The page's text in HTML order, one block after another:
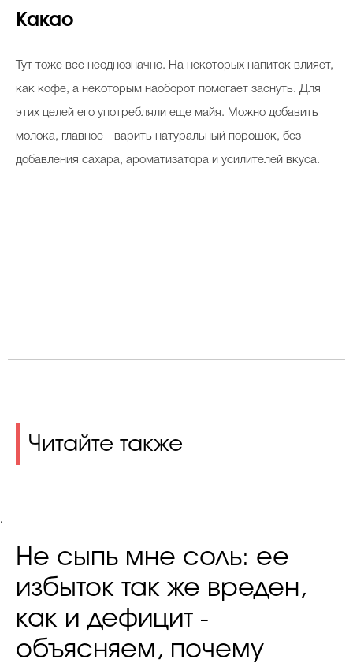
Какао
Тут тоже все неоднозначно. На некоторых напиток влияет,
как кофе, а некоторым наоборот помогает заснуть. Для
этих целей его употребляли еще майя. Можно добавить
молока, главное - варить натуральный порошок, без
добавления сахара, ароматизатора и усилителей вкуса.
Читайте также
.
Не сыпь мне соль: ее
избыток так же вреден,
как и дефицит -
объясняем, почему